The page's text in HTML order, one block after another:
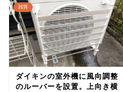
雑貨
ダイキンの室外機に風向調整
のルーバーを設置。上向き横